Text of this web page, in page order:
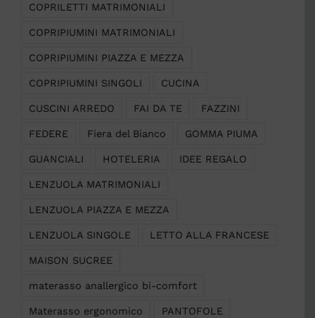
COPRILETTI MATRIMONIALI
COPRIPIUMINI MATRIMONIALI
COPRIPIUMINI PIAZZA E MEZZA
COPRIPIUMINI SINGOLI CUCINA
CUSCINI ARREDO FAI DA TE FAZZINI
FEDERE Fiera del Bianco GOMMA PIUMA
GUANCIALI HOTELERIA IDEE REGALO
LENZUOLA MATRIMONIALI
LENZUOLA PIAZZA E MEZZA
LENZUOLA SINGOLE LETTO ALLA FRANCESE
MAISON SUCREE
materasso anallergico bi-comfort
Materasso ergonomico PANTOFOLE